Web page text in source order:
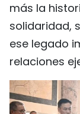
más la
solidaridad,
ese legado
relaciones